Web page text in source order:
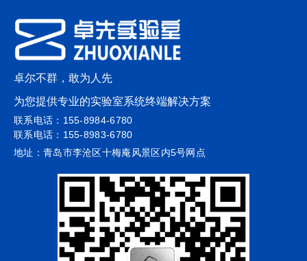
卓尔不群，敢为人先
为您提供专业的实验室系统终端解决方案
联系电话：155-8984-6780
联系电话：155-8983-6780
地址：青岛市李沧区十梅庵风景区内5号网点